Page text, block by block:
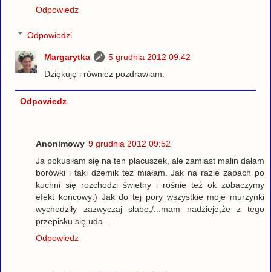
Odpowiedz
Odpowiedzi
Margarytka
5 grudnia 2012 09:42
Dziękuję i również pozdrawiam.
Odpowiedz
Anonimowy 9 grudnia 2012 09:52
Ja pokusiłam się na ten placuszek, ale zamiast malin dałam
borówki i taki dżemik też miałam. Jak na razie zapach po
kuchni się rozchodzi świetny i rośnie też ok zobaczymy
efekt końcowy:) Jak do tej pory wszystkie moje murzynki
wychodziły zazwyczaj słabe;/...mam nadzieje,że z tego
przepisku się uda...
Odpowiedz